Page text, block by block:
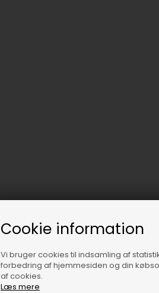
Cookie information
Vi bruger cookies til indsamling af
forbedring af hjemmesiden og din
af cookies.
Læs mere